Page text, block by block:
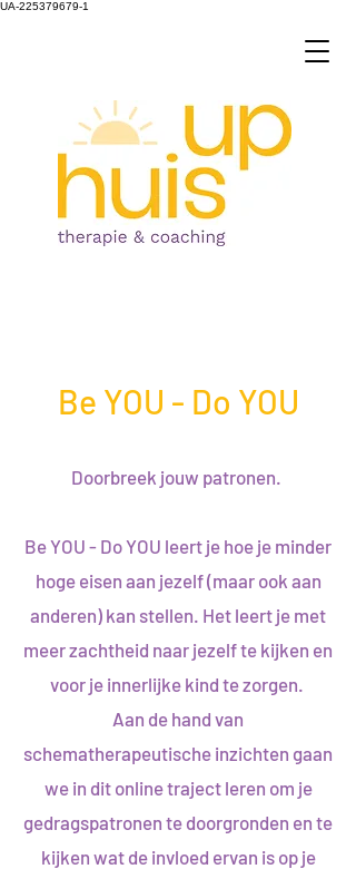
UA-225379679-1
Be YOU - Do YOU
Doorbreek jouw patronen.
Be YOU - Do YOU leert je hoe je minder
hoge eisen aan jezelf (maar ook aan
anderen) kan stellen. Het leert je met
meer zachtheid naar jezelf te kijken en
voor je innerlijke kind te zorgen.
Aan de hand van
schematherapeutische inzichten gaan
we in dit online traject leren om je
gedragspatronen te doorgronden en te
kijken wat de invloed ervan is op je